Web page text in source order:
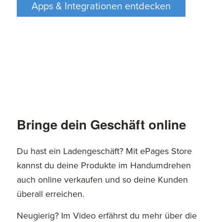
Apps & Integrationen entdecken
Bringe dein Geschäft online
Du hast ein Ladengeschäft? Mit ePages Store
kannst du deine Produkte im Handumdrehen
auch online verkaufen und so deine Kunden
überall erreichen.
Neugierig? Im Video erfährst du mehr über die